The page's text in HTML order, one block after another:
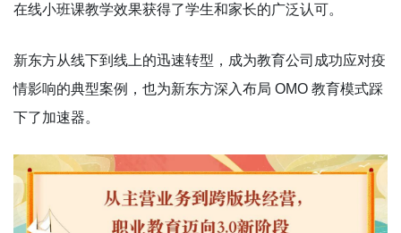
在线小班课教学效果获得了学生和家长的广泛认可。
新东方从线下到线上的迅速转型，成为教育公司成功应对疫
情影响的典型案例，也为新东方深入布局 OMO 教育模式踩
下了加速器。